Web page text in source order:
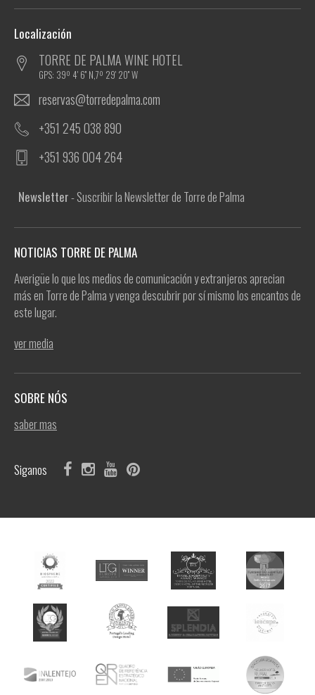
Localización
TORRE DE PALMA WINE HOTEL
GPS: 39º 4' 6'' N,7º 29' 20'' W
reservas@torredepalma.com
+351 245 038 890
+351 936 004 264
Newsletter- Suscribir la Newsletter de Torre de Palma
NOTICIAS TORRE DE PALMA
Averigüe lo que los medios de comunicación y extranjeros aprecian
más en Torre de Palma y venga descubrir por sí mismo los encantos de
este lugar.
ver media
SOBRE NÓS
saber mas
Siganos